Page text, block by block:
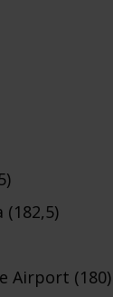
(182,5)
Airport (180)